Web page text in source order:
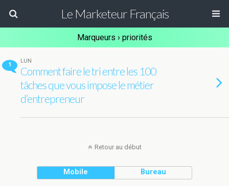
Le Marketeur Français
Marqueurs › priorités
1
LUN
Comment faire le tri entre les 100
tâches que vous impose le métier
d’entrepreneur
Retour au début
Mobile Bureau